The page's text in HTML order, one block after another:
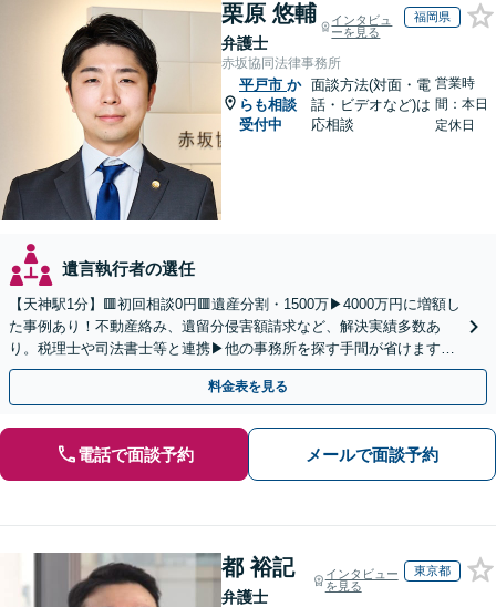
栗原 悠輔
弁護士
インタビュ
ーを見る
福岡県
赤坂協同法律事務所
平戸市 か
らも相談
受付中
面談方法(対面・電
話・ビデオなど)は
応相談
営業時
間：本日
定休日
遺言執行者の選任
【天神駅1分】🟥初回相談0円🟥遺産分割・1500万▶4000万円に増額し
た事例あり！不動産絡み、遺留分侵害額請求など、解決実績多数あ
り。税理士や司法書士等と連携▶他の事務所を探す手間が省けます！
不動産会社と連携し無料査定&財産調査も◎
料金表を見る
電話で面談予約 メールで面談予約
都 裕記
弁護士
インタビュー
を見る
東京都